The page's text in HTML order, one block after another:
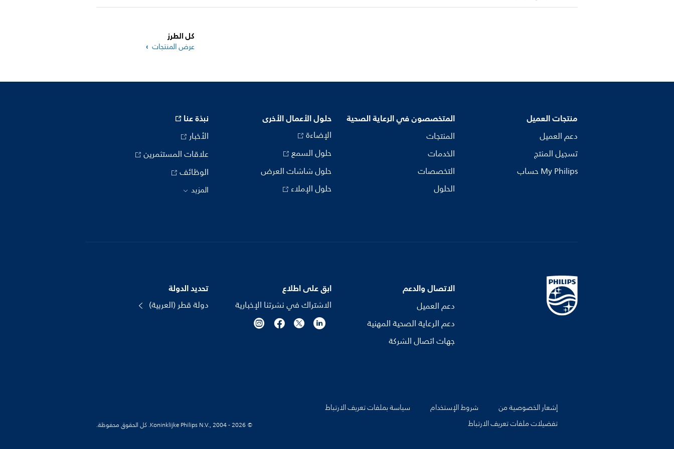
كل الطرز
عرض المنتجات
منتجات العميل
دعم العميل
تسجيل المنتج
My Philips حساب
المتخصصون في الرعاية الصحية
المنتجات
الخدمات
التخصصات
الحلول
حلول الأعمال الأخرى
الإضاءة
حلول السمع
حلول شاشات العرض
حلول الإملاء
نبذة عنا
الأخبار
علاقات المستثمرين
الوظائف
المزيد
الاتصال والدعم
دعم العميل
دعم الرعاية الصحية المهنية
جهات اتصال الشركة
ابق على اطلاع
الاشتراك في نشرتنا الإخبارية
تحديد الدولة
دولة قطر (العربية)
إشعار الخصوصية من شروط الإستخدام
سياسة بملفات تعريف الارتباط
تفضيلات ملفات تعريف الارتباط
© Koninklijke Philips N.V., 2004 - 2026. كل الحقوق محفوظة.